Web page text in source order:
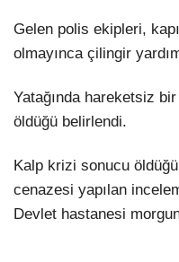
Gelen polis ekipleri,
olmayınca çilingir
Yatağında hareketsiz
öldüğü belirlendi.
Kalp krizi sonucu
cenazesi yapılan
Devlet hastanesi